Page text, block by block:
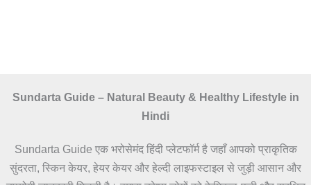
Sundarta Guide – Natural Beauty & Healthy Lifestyle in
Hindi
Sundarta Guide एक भरोसेमंद हिंदी प्लेटफॉर्म है जहाँ आपको प्राकृतिक
सुंदरता, स्किन केयर, हेयर केयर और हेल्दी लाइफस्टाइल से जुड़ी आसान और